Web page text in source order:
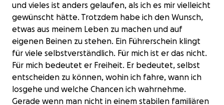
und vieles ist anders gelaufen, als ich es mir vielleicht
gewünscht hätte. Trotzdem habe ich den Wunsch,
etwas aus meinem Leben zu machen und auf
eigenen Beinen zu stehen. Ein Führerschein klingt
für viele selbstverständlich. Für mich ist er das nicht.
Für mich bedeutet er Freiheit. Er bedeutet, selbst
entscheiden zu können, wohin ich fahre, wann ich
losgehe und welche Chancen ich wahrnehme.
Gerade wenn man nicht in einem stabilen familiären